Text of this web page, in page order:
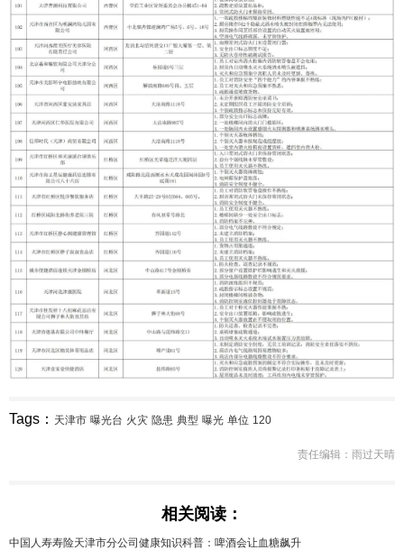
Tags： 天津市 曝光台 火灾 隐患 典型 曝光 单位 120
责任编辑：雨过天晴
相关阅读：
中国人寿寿险天津市分公司健康知识科普：啤酒会让血糖飙升